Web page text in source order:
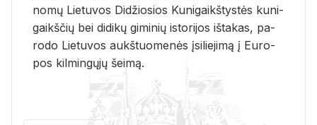
no­mų Lie­tu­vos Di­džio­sios Ku­ni­gaikš­tys­tės ku­ni­
gaikš­čių bei di­di­kų gi­mi­nių is­to­ri­jos iš­ta­kas, pa­
ro­do Lie­tu­vos aukš­tuo­me­nės įsi­lie­ji­mą į Eu­ro­
pos kil­min­gų­jų šei­mą.